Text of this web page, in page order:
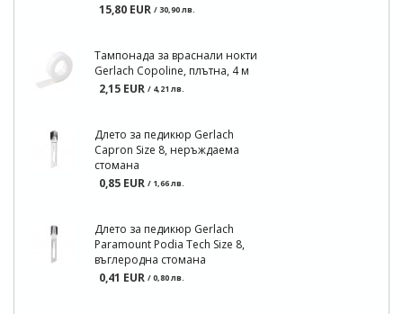
15,80 EUR / 30,90 лв.
Тампонада за враснали нокти
Gerlach Copoline, плътна, 4 м
2,15 EUR / 4,21 лв.
Длето за педикюр Gerlach
Capron Size 8, неръждаема
стомана
0,85 EUR / 1,66 лв.
Длето за педикюр Gerlach
Paramount Podia Tech Size 8,
въглеродна стомана
0,41 EUR / 0,80 лв.